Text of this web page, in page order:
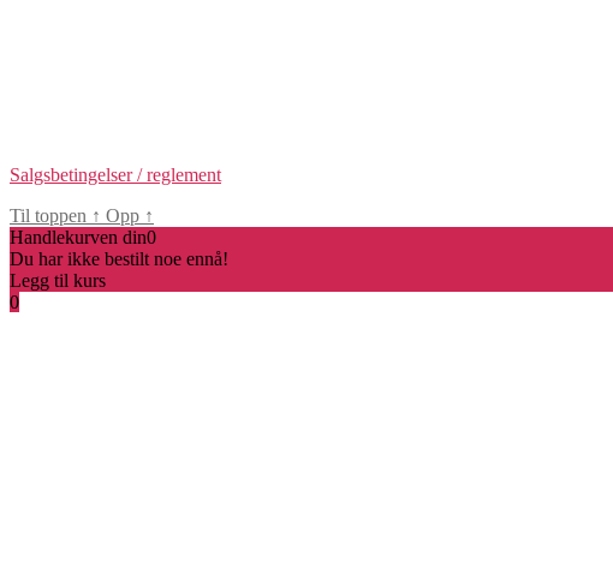
Salgsbetingelser / reglement
Til toppen ↑ Opp ↑
Handlekurven din0
Du har ikke bestilt noe ennå!
Legg til kurs
0